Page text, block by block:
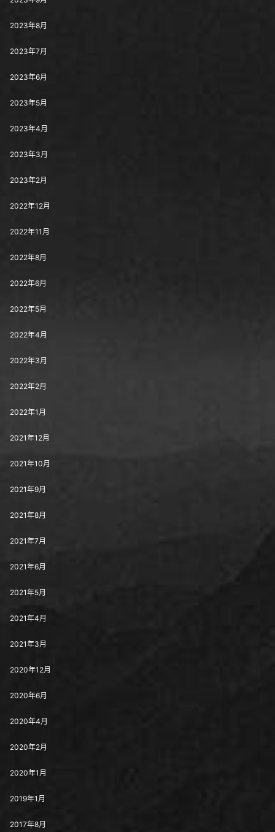
2023年8月
2023年7月
2023年6月
2023年5月
2023年4月
2023年3月
2023年2月
2022年12月
2022年11月
2022年8月
2022年6月
2022年5月
2022年4月
2022年3月
2022年2月
2022年1月
2021年12月
2021年10月
2021年9月
2021年8月
2021年7月
2021年6月
2021年5月
2021年4月
2021年3月
2020年12月
2020年6月
2020年4月
2020年2月
2020年1月
2019年1月
2017年8月